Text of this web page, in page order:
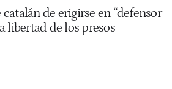
de erigirse en “defensor
libertad de los presos